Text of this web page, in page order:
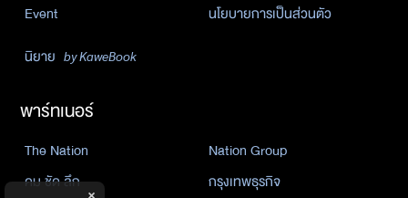
Event
นโยบายการเป็นส่วนตัว
นิยาย by KaweBook
พาร์ทเนอร์
The Nation
Nation Group
คม ชัด ลึก
กรุงเทพธุรกิจ